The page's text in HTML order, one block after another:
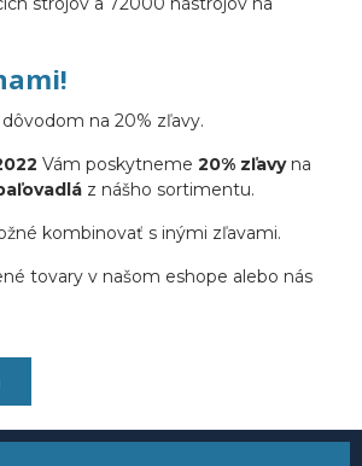
na 20% zľavy.
Vám poskytneme 20% zľavyna
z nášho sortimentu.
kombinovať s inými zľavami.
tovary v našom eshope alebo nás